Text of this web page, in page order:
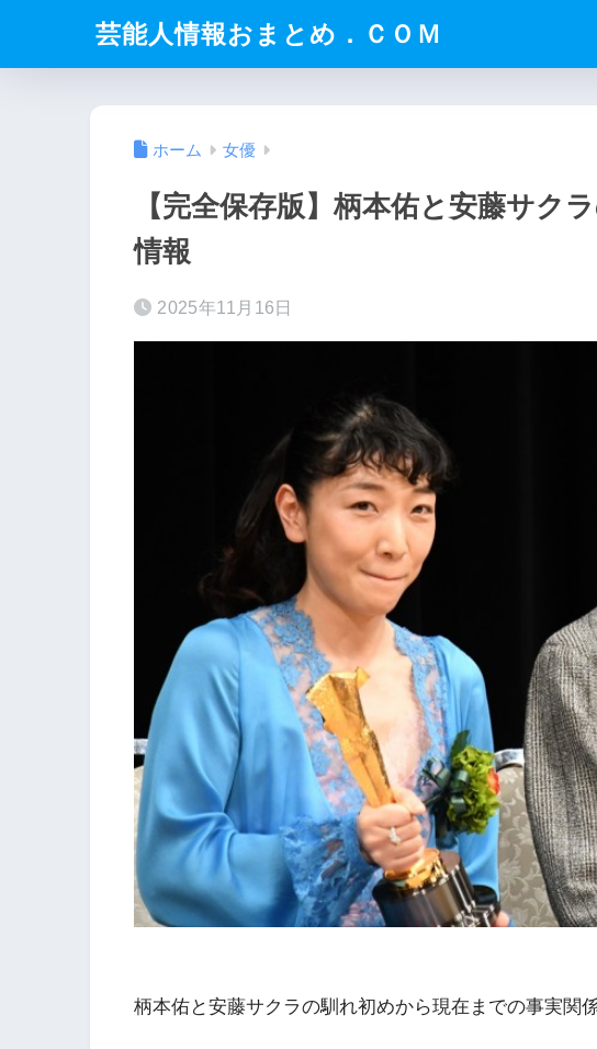
芸能人情報おまとめ．ＣＯＭ
ホーム 女優
【完全保存版】柄本佑と安藤サク
情報
2025年11月16日
柄本佑と安藤サクラの馴れ初めから現在までの事実関